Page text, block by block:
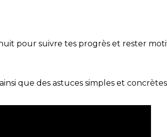
pour suivre tes progrès et rester
que des astuces simples et